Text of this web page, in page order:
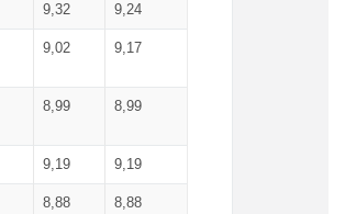
9,32 9,24
9,02 9,17
8,99 8,99
9,19 9,19
8,88 8,88